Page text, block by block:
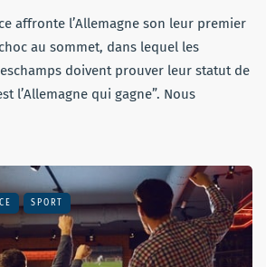
affronte l’Allemagne son leur premier
au sommet, dans lequel les
doivent prouver leur statut de
l’Allemagne qui gagne”. Nous
SPORT